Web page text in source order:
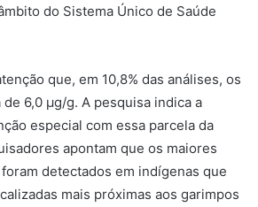
do Sistema Único de Saúde
que, em 10,8% das análises, os
6,0 µg/g. A pesquisa indica a
especial com essa parcela da
apontam que os maiores
detectados em indígenas que
mais próximas aos garimpos